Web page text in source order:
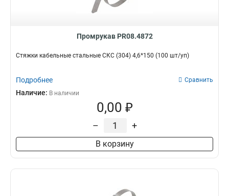
Промрукав PR08.4872
Стяжки кабельные стальные СКС (304) 4,6*150 (100 шт/уп)
Подробнее Сравнить
Наличие: В наличии
0,00 ₽
– +
В корзину